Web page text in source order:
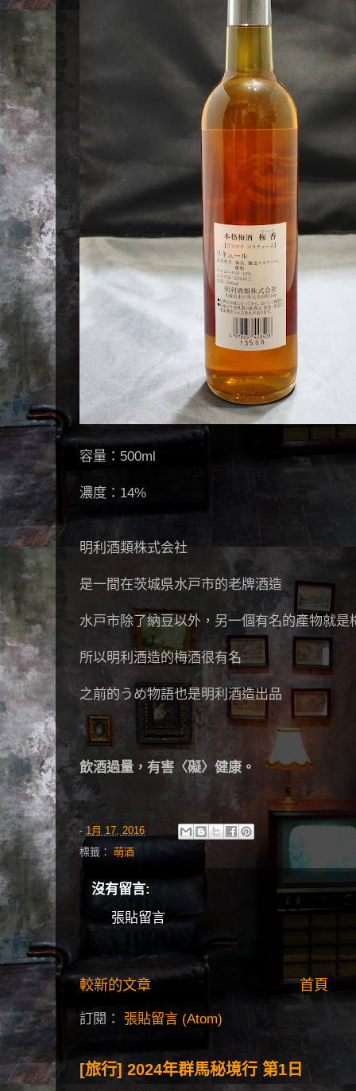
容量：500ml
濃度：14%
明利酒類株式会社
是一間在茨城県水戸市的老牌酒造
水戸市除了納豆以外，另一個有名的產物就是
所以明利酒造的梅酒很有名
之前的うめ物語也是明利酒造出品
飲酒過量，有害〈礙〉健康。
- 1月 17, 2016
標籤： 萌酒
沒有留言:
張貼留言
較新的文章 首頁
訂閱： 張貼留言 (Atom)
[旅行] 2024年群馬秘境行 第1日